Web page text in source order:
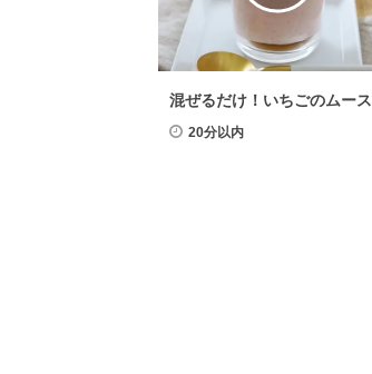
混ぜるだけ！いちごのムース
20分以内